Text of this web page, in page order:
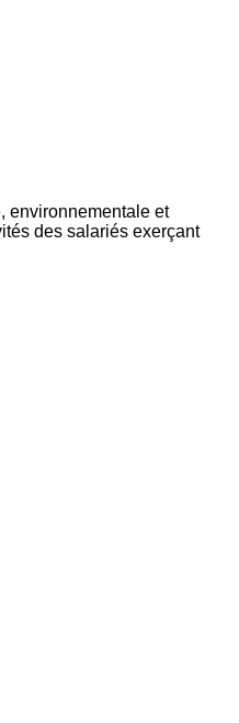
environnementale et
des salariés exerçant